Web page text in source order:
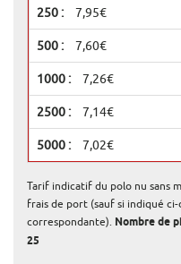
7,95€
7,60€
7,26€
7,14€
7,02€
Tarif indicatif du polo nu sans
frais de port (sauf si indiqué
correspondante). Nombre de
25